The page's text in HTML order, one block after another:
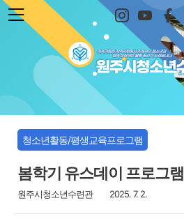
본문 바로가기
원주시청소년
청소년활동/평생교육프로그램
봄학기 유스데이 프로그램
원주시청소년수련관 2025. 7. 2.